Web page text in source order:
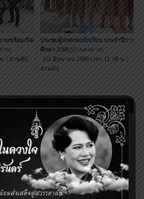
อง
พ.ร.บ.คุ้มครองข้อมูลส่วนบุคคล พ.ศ.2562
14 มกราคม, 2023
พระราชบัญญัติสภาครูและบุคลากรทางการศึกษา
พ.ศ. 2546